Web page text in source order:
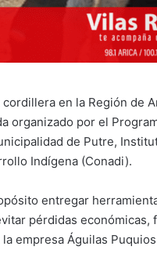
en la Región de
organizado por el
de Putre,
Indígena (Conadi).
entregar
pérdidas
empresa Águilas